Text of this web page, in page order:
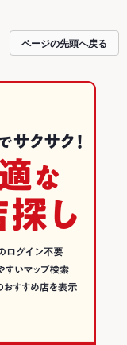
ページの先頭へ戻る